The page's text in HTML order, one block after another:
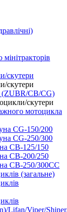
скутери
скутери
(ZUBR/CB/CG)
скутери
мотоцикла
CG-150/200
CG-250/300
CB-125/150
CB-200/250
CB-250/300СС
(загальне)
Lifan/Viper/